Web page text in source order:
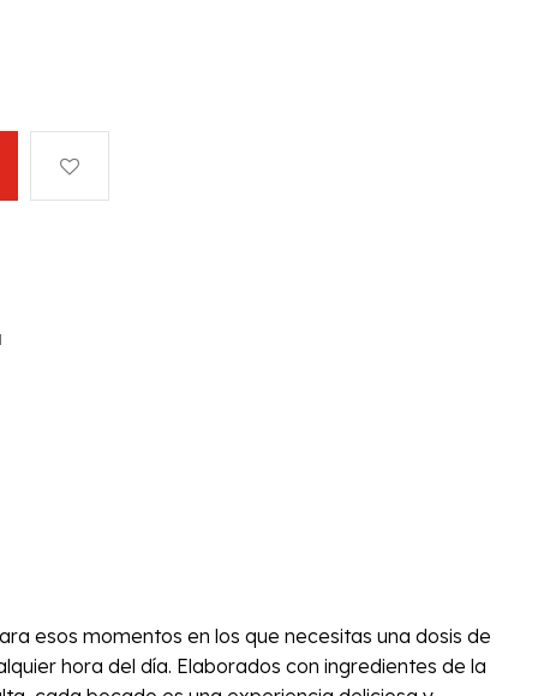
esos momentos en los que necesitas una dosis de
hora del día. Elaborados con ingredientes de la